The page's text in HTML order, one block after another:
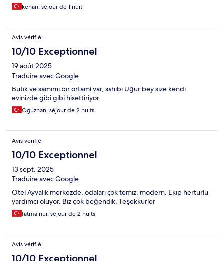
kenan, séjour de 1 nuit
Avis vérifié
10/10 Exceptionnel
19 août 2025
Traduire avec Google
Butik ve samimi bir ortamı var, sahibi Uğur bey size kendi
evinizde gibi gibi hisettiriyor
Oguzhan, séjour de 2 nuits
Avis vérifié
10/10 Exceptionnel
13 sept. 2025
Traduire avec Google
Otel Ayvalık merkezde, odaları çok temiz, modern. Ekip hertürlü
yardımcı oluyor. Biz çok beğendik. Teşekkürler
fatma nur, séjour de 2 nuits
Avis vérifié
10/10 Exceptionnel